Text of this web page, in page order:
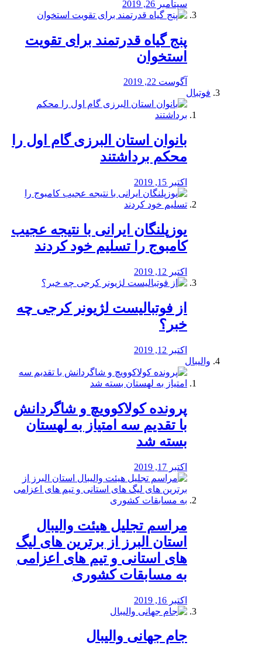
سپتامبر 26, 2019
پنج گیاه قدرتمند برای تقویت
استخوان
آگوست 22, 2019
فوتبال
بانوان استان البرزی گام اول را
محكم برداشتند
اکتبر 15, 2019
یوزپلنگان ایرانی با نتیجه عجیب
کامبوج را تسلیم خود کردند
اکتبر 12, 2019
از فوتبالیست لژیونر کرجی چه
خبر؟
اکتبر 12, 2019
والیبال
پرونده کولاکوویچ و شاگردانش
با تقدیم سه امتیاز به لهستان
بسته شد
اکتبر 17, 2019
مراسم تجلیل هیئت والیبال
استان البرز از برترین های لیگ
های استانی و تیم های اعزامی
به مسابقات کشوری
اکتبر 16, 2019
جام جهانی والیبال